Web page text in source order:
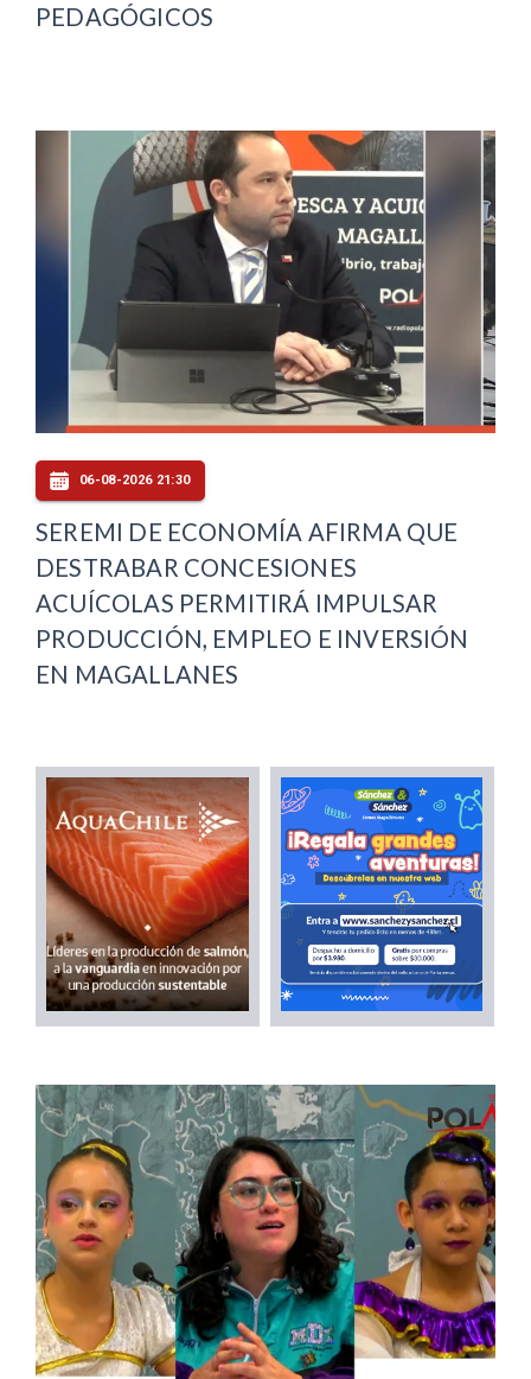
PEDAGÓGICOS
06-08-2026 21:30
SEREMI DE ECONOMÍA AFIRMA QUE
DESTRABAR CONCESIONES
ACUÍCOLAS PERMITIRÁ IMPULSAR
PRODUCCIÓN, EMPLEO E INVERSIÓN
EN MAGALLANES